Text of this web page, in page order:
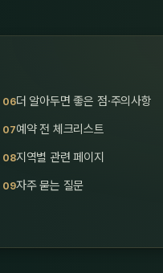
더 알아두면 좋은 점·주의사항
예약 전 체크리스트
지역별 관련 페이지
자주 묻는 질문